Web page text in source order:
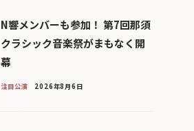
N響メンバーも参加！ 第7回那須
クラシック音楽祭がまもなく開
幕
注目公演 2026年8月6日